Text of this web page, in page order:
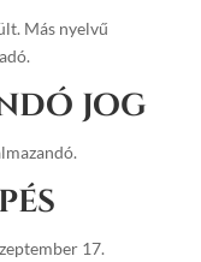
Más nyelvű
jog
17.